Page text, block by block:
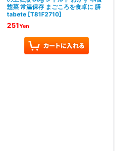
惣菜 常温保存 まごころを食卓に 膳
tabete [T81F2710]
251Yen